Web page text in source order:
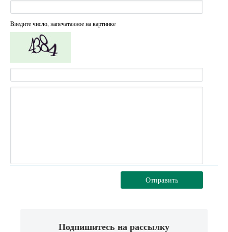
Введите число, напечатанное на картинке
Отправить
Подпишитесь на рассылку